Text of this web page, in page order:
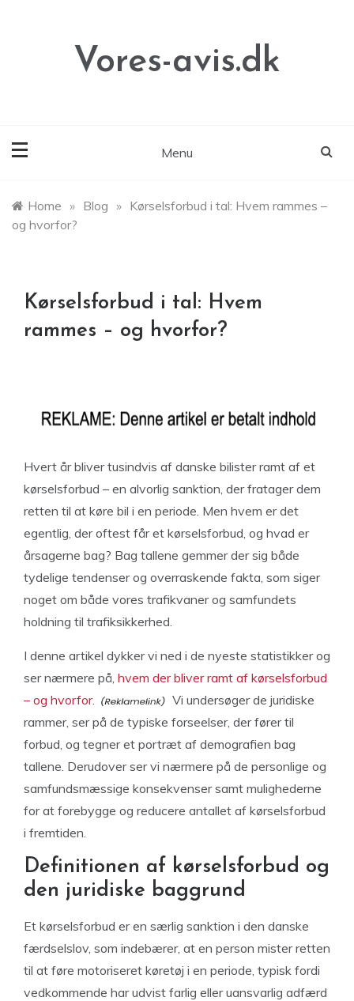
Vores-avis.dk
Menu
Home » Blog » Kørselsforbud i tal: Hvem rammes –
og hvorfor?
Kørselsforbud i tal: Hvem
rammes – og hvorfor?
Hvert år bliver tusindvis af danske bilister ramt af et
kørselsforbud – en alvorlig sanktion, der fratager dem
retten til at køre bil i en periode. Men hvem er det
egentlig, der oftest får et kørselsforbud, og hvad er
årsagerne bag? Bag tallene gemmer der sig både
tydelige tendenser og overraskende fakta, som siger
noget om både vores trafikvaner og samfundets
holdning til trafiksikkerhed.
I denne artikel dykker vi ned i de nyeste statistikker og
ser nærmere på, hvem der bliver ramt af kørselsforbud
– og hvorfor.
Vi undersøger de juridiske
rammer, ser på de typiske forseelser, der fører til
forbud, og tegner et portræt af demografien bag
tallene. Derudover ser vi nærmere på de personlige og
samfundsmæssige konsekvenser samt mulighederne
for at forebygge og reducere antallet af kørselsforbud
i fremtiden.
Definitionen af kørselsforbud og
den juridiske baggrund
Et kørselsforbud er en særlig sanktion i den danske
færdselslov, som indebærer, at en person mister retten
til at føre motoriseret køretøj i en periode, typisk fordi
vedkommende har udvist farlig eller uansvarlig adfærd